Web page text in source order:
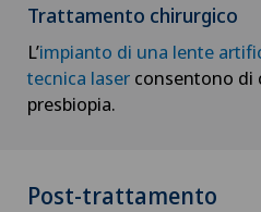
Trattamento chirurgico
L’impianto di una lente
tecnica laser consentono di
presbiopia.
Post-trattamento